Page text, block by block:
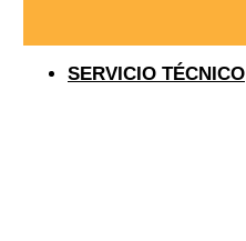
SERVICIO TÉCNICO